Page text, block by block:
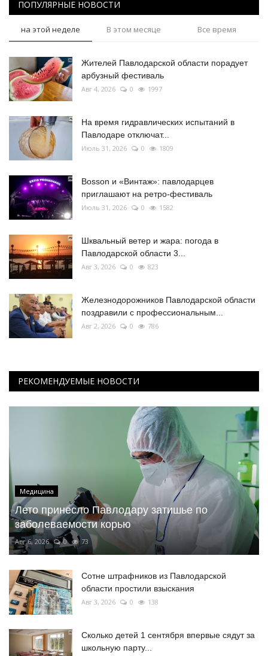
ПОПУЛЯРНЫЕ НОВОСТИ
на этой неделе В этом месяце Все время
Жителей Павлодарской области порадует
арбузный фестиваль
Авг 4, 2026 0 1997
На время гидравлических испытаний в
Павлодаре отключат...
Июль 31, 2026 0 1809
Bosson и «Винтаж»: павлодарцев
приглашают на ретро-фестиваль
Июль 31, 2026 0 1582
Шквальный ветер и жара: погода в
Павлодарской области 3...
Авг 3, 2026 0 823
Железнодорожников Павлодарской области
поздравили с профессиональным...
Авг 2, 2026 0 786
РЕКОМЕНДУЕМЫЕ НОВОСТИ
Медицина
Лето принесло Павлодару затишье по
заболеваемости корью
Авг 6, 2026 0 73
Сотне штрафников из Павлодарской
области простили взыскания
Авг 3, 2026 0 138
Сколько детей 1 сентября впервые сядут за
школьную парту...